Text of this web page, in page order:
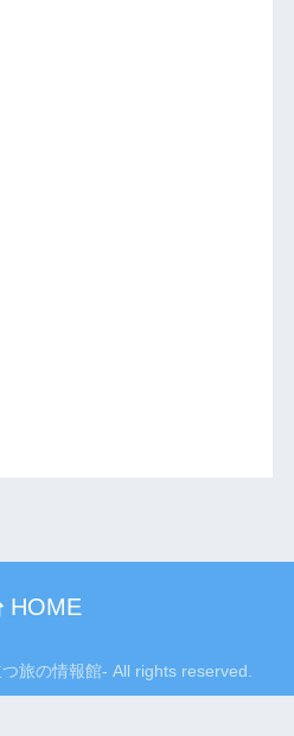
HOME
旅の情報館- All rights reserved.